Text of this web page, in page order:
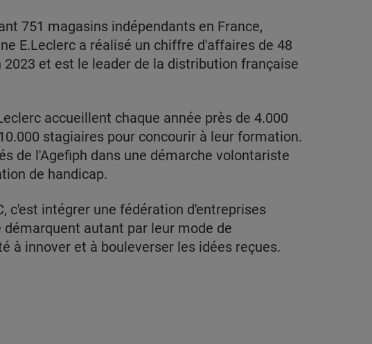
751 magasins indépendants en France,
E.Leclerc a réalisé un chiffre d'affaires de 48
et est le leader de la distribution française
accueillent chaque année près de 4.000
stagiaires pour concourir à leur formation.
de l'Agefiph dans une démarche volontariste
de handicap.
c'est intégrer une fédération d'entreprises
autant par leur mode de
à innover et à bouleverser les idées reçues.